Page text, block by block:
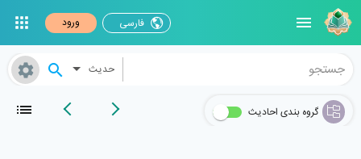
فارسی ورود
حدیث
گروه بندی احادیث